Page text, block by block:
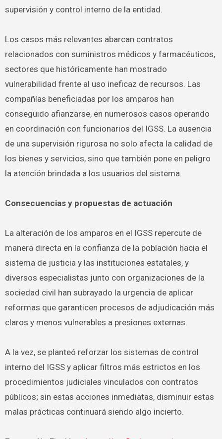
supervisión y control interno de la entidad.
Los casos más relevantes abarcan contratos
relacionados con suministros médicos y farmacéuticos,
sectores que históricamente han mostrado
vulnerabilidad frente al uso ineficaz de recursos. Las
compañías beneficiadas por los amparos han
conseguido afianzarse, en numerosos casos operando
en coordinación con funcionarios del IGSS. La ausencia
de una supervisión rigurosa no solo afecta la calidad de
los bienes y servicios, sino que también pone en peligro
la atención brindada a los usuarios del sistema.
Consecuencias y propuestas de actuación
La alteración de los amparos en el IGSS repercute de
manera directa en la confianza de la población hacia el
sistema de justicia y las instituciones estatales, y
diversos especialistas junto con organizaciones de la
sociedad civil han subrayado la urgencia de aplicar
reformas que garanticen procesos de adjudicación más
claros y menos vulnerables a presiones externas.
A la vez, se planteó reforzar los sistemas de control
interno del IGSS y aplicar filtros más estrictos en los
procedimientos judiciales vinculados con contratos
públicos; sin estas acciones inmediatas, disminuir estas
malas prácticas continuará siendo algo incierto.